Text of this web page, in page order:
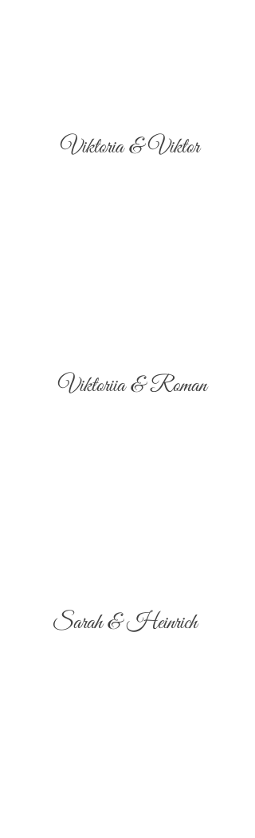
Viktoria & Viktor
Viktoriia & Roman
Sarah & Heinrich